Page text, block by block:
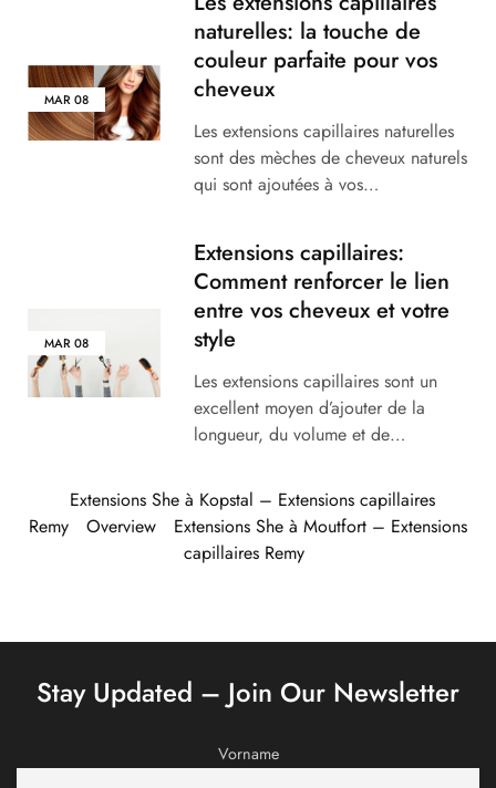
MAR08
naturelles: la touche de
couleur parfaite pour vos
cheveux
Les extensions capillaires naturelles
sont des mèches de cheveux naturels
qui sont ajoutées à vos…
MAR08
Extensions capillaires:
Comment renforcer le lien
entre vos cheveux et votre
style
Les extensions capillaires sont un
excellent moyen d’ajouter de la
longueur, du volume et de…
Extensions She à Kopstal – Extensions capillaires
Remy
Overview
Extensions She à Moutfort – Extensions
capillaires Remy
Stay Updated – Join Our Newsletter
Vorname